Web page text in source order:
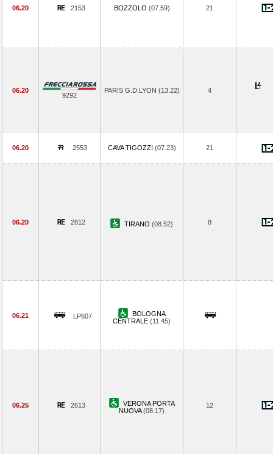
06.20 2153 BOZZOLO (07.59) 21
06.20
9292
PARIS G.D.LYON (13.22) 4
06.20 2553 CAVA TIGOZZI (07.23) 21
06.20 2812 TIRANO (08.52) 8
06.21 LP607
BOLOGNA
CENTRALE (11.45)
06.25 2613
VERONA PORTA
NUOVA(08.17)
12